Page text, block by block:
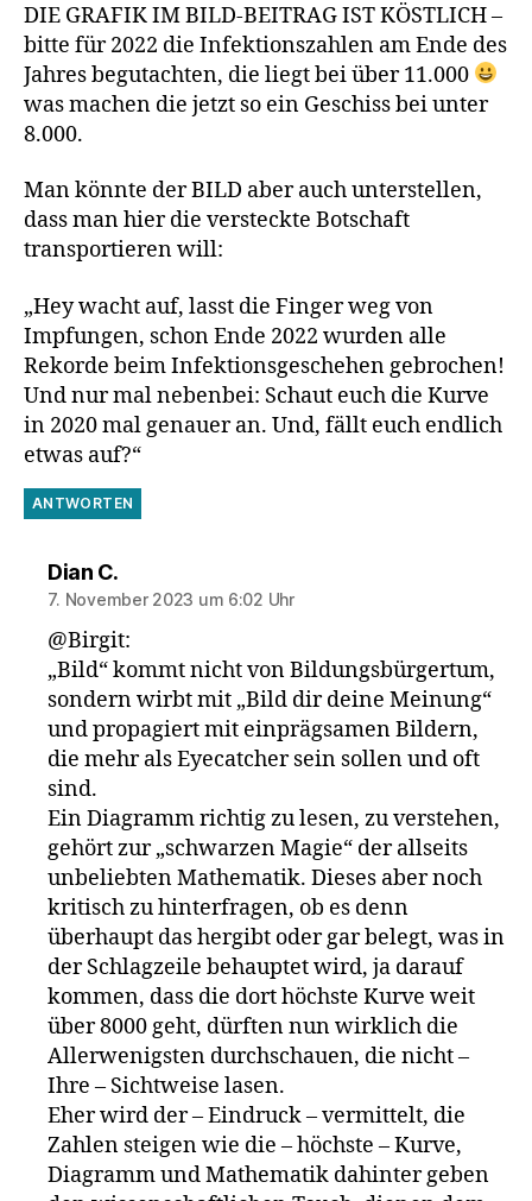
DIE GRAFIK IM BILD-BEITRAG IST KÖSTLICH –
bitte für 2022 die Infektionszahlen am Ende des
Jahres begutachten, die liegt bei über 11.000
was machen die jetzt so ein Geschiss bei unter
8.000.
Man könnte der BILD aber auch unterstellen,
dass man hier die versteckte Botschaft
transportieren will:
„Hey wacht auf, lasst die Finger weg von
Impfungen, schon Ende 2022 wurden alle
Rekorde beim Infektionsgeschehen gebrochen!
Und nur mal nebenbei: Schaut euch die Kurve
in 2020 mal genauer an. Und, fällt euch endlich
etwas auf?“
ANTWORTEN
Dian C.sagt:
7. November 2023 um 6:02 Uhr
@Birgit:
„Bild“ kommt nicht von Bildungsbürgertum,
sondern wirbt mit „Bild dir deine Meinung“
und propagiert mit einprägsamen Bildern,
die mehr als Eyecatcher sein sollen und oft
sind.
Ein Diagramm richtig zu lesen, zu verstehen,
gehört zur „schwarzen Magie“ der allseits
unbeliebten Mathematik. Dieses aber noch
kritisch zu hinterfragen, ob es denn
überhaupt das hergibt oder gar belegt, was in
der Schlagzeile behauptet wird, ja darauf
kommen, dass die dort höchste Kurve weit
über 8000 geht, dürften nun wirklich die
Allerwenigsten durchschauen, die nicht –
Ihre – Sichtweise lasen.
Eher wird der – Eindruck – vermittelt, die
Zahlen steigen wie die – höchste – Kurve,
Diagramm und Mathematik dahinter geben